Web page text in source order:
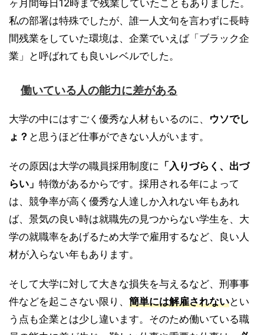
ヶ月間毎日12時まで残業していたこともありました。
私の部署は特殊でしたが、誰一人文句を言わずに長時
間残業をしていた環境は、企業でいえば「ブラック企
業」と呼ばれても良いレベルでした。
働いている人の能力に差がある
大学の中にはすごく優秀な人材もいるのに、 ウソでし
ょ？ と思うほど仕事ができない人がいます。
その原因は大学の職員採用制度に 「入りづらく、出づ
らい」 特徴があるからです。採用される年によって
は、競争率が高く優秀な人達しか入れない年もあれ
ば、景気の良い時は就職先の見つからない学生を、大
学の就職率をあげるため大学で雇用するなど、良い人
材が入らない年もあります。
そして大学に対して大きな損失を与えるなど、刑事事
件などを起こさない限り、 簡単には解雇されないとい
う点も企業とは少し違います。そのため働いている職